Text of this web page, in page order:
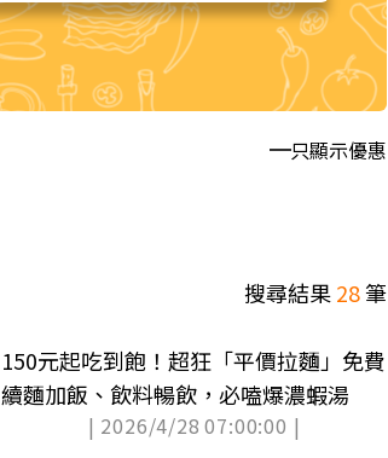
只顯示優惠
搜尋結果28筆
150元起吃到飽！超狂「平價拉麵」免費
續麵加飯、飲料暢飲，必嗑爆濃蝦湯
| 2026/4/28 07:00:00 |